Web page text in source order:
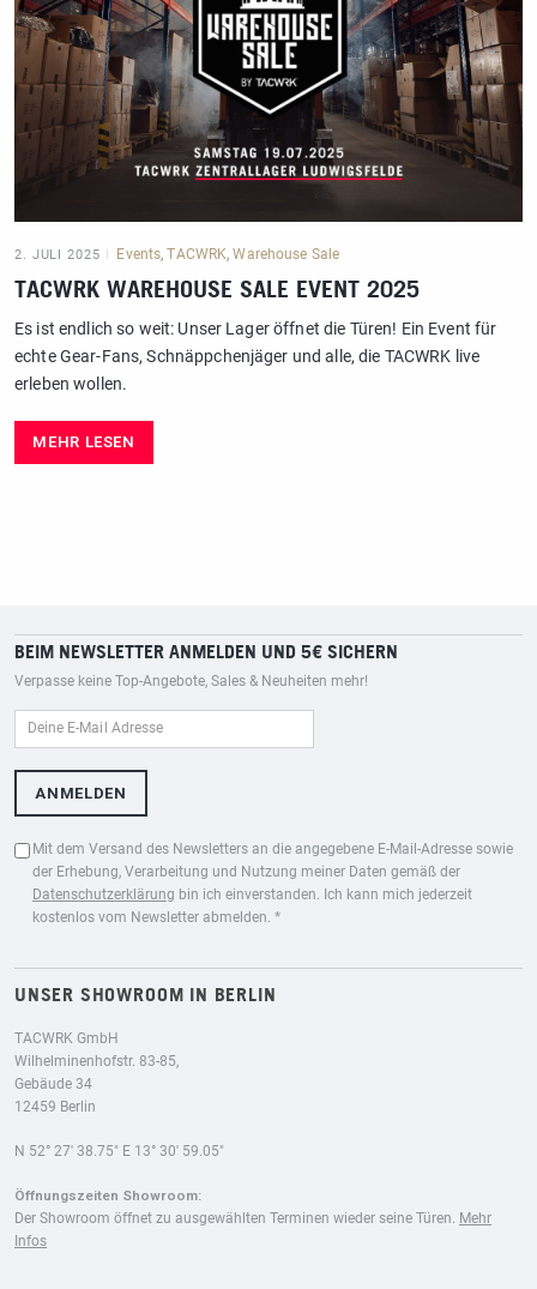
2. JULI 2025 Events,TACWRK,Warehouse Sale
TACWRK WAREHOUSE SALE EVENT 2025
Es ist endlich so weit: Unser Lager öffnet die Türen! Ein Event für
echte Gear-Fans, Schnäppchenjäger und alle, die TACWRK live
erleben wollen.
MEHR LESEN
BEIM NEWSLETTER ANMELDEN UND 5€ SICHERN
Verpasse keine Top-Angebote, Sales & Neuheiten mehr!
Mit dem Versand des Newsletters an die angegebene E-Mail-Adresse sowie
der Erhebung, Verarbeitung und Nutzung meiner Daten gemäß der
Datenschutzerklärung bin ich einverstanden. Ich kann mich jederzeit
kostenlos vom Newsletter abmelden. *
UNSER SHOWROOM IN BERLIN
TACWRK GmbH
Wilhelminenhofstr. 83-85,
Gebäude 34
12459 Berlin
N 52° 27′ 38.75″ E 13° 30′ 59.05″
Öffnungszeiten Showroom:
Der Showroom öffnet zu ausgewählten Terminen wieder seine Türen. Mehr
Infos